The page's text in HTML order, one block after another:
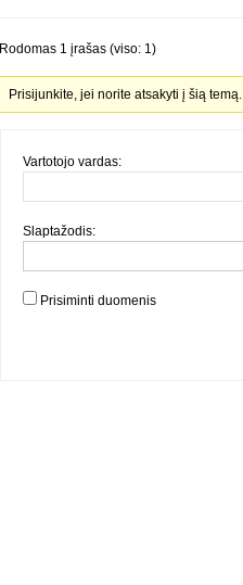
Rodomas 1 įrašas (viso: 1)
Prisijunkite, jei norite atsakyti į šią temą.
Vartotojo vardas:
Slaptažodis:
Prisiminti duomenis